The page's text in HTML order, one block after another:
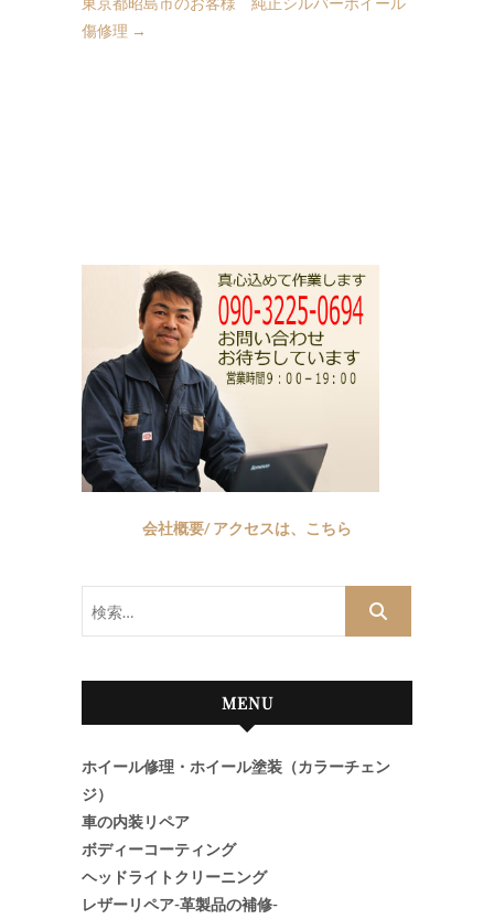
傷修理 →
会社概要/ アクセスは、こちら
MENU
ホイール修理・ホイール塗装（カラーチェン
ジ）
車の内装リペア
ボディーコーティング
ヘッドライトクリーニング
レザーリペア-革製品の補修-